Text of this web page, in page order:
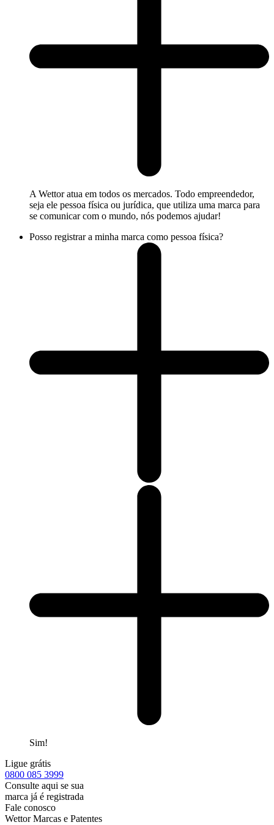
A Wettor atua em todos os mercados. Todo empreendedor,
seja ele pessoa física ou jurídica, que utiliza uma marca para
se comunicar com o mundo, nós podemos ajudar!
Posso registrar a minha marca como pessoa física?
Sim!
Ligue grátis
0800 085 3999
Consulte aqui se sua
marca já é registrada
Fale conosco
Wettor Marcas e Patentes